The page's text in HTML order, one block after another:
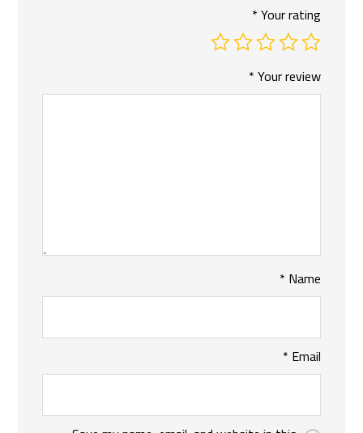
Your rating
*
Your review
*
Name
*
Email
*